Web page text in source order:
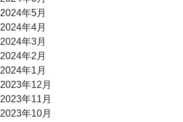
2024年5月
2024年4月
2024年3月
2024年2月
2024年1月
2023年12月
2023年11月
2023年10月